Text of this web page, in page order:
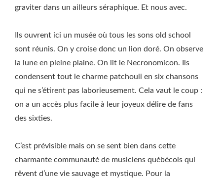
graviter dans un ailleurs séraphique. Et nous avec.
Ils ouvrent ici un musée où tous les sons old school
sont réunis. On y croise donc un lion doré. On observe
la lune en pleine plaine. On lit le Necronomicon. Ils
condensent tout le charme patchouli en six chansons
qui ne s’étirent pas laborieusement. Cela vaut le coup :
on a un accès plus facile à leur joyeux délire de fans
des sixties.
C’est prévisible mais on se sent bien dans cette
charmante communauté de musiciens québécois qui
rêvent d’une vie sauvage et mystique. Pour la